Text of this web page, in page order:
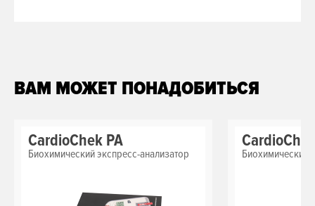
ВАМ МОЖЕТ ПОНАДОБИТЬСЯ
CardioChek PA
Биохимический экспресс-анализатор Биохимический